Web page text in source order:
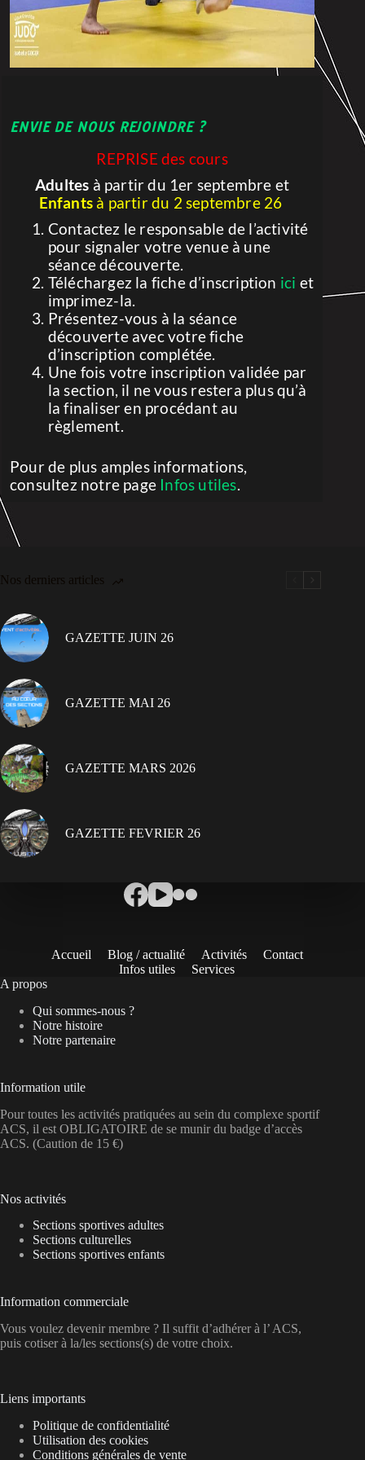
ENVIE DE NOUS REJOINDRE ?
REPRISE des cours
Adultes à partir du 1er septembre et
Enfants à partir du 2 septembre 26
Contactez le responsable de l’activité
pour signaler votre venue à une
séance découverte.
Téléchargez la fiche d’inscription ici et
imprimez-la.
Présentez-vous à la séance
découverte avec votre fiche
d’inscription complétée.
Une fois votre inscription validée par
la section, il ne vous restera plus qu’à
la finaliser en procédant au
règlement.
Pour de plus amples informations,
consultez notre page Infos utiles.
Nos derniers articles
GAZETTE JUIN 26
GAZETTE MAI 26
GAZETTE MARS 2026
GAZETTE FEVRIER 26
Accueil Blog / actualité Activités
Contact
Infos utiles
Services
A propos
Qui sommes-nous ?
Notre histoire
Notre partenaire
Information utile
Pour toutes les activités pratiquées au sein du complexe sportif
ACS, il est OBLIGATOIRE de se munir du badge d’accès
ACS. (Caution de 15 €)
Nos activités
Sections sportives adultes
Sections culturelles
Sections sportives enfants
Information commerciale
Vous voulez devenir membre ? Il suffit d’adhérer à l’ ACS,
puis cotiser à la/les sections(s) de votre choix.
Liens importants
Politique de confidentialité
Utilisation des cookies
Conditions générales de vente